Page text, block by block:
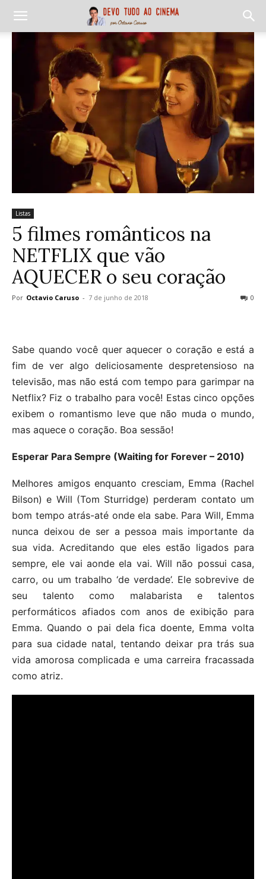
Listas
5 filmes românticos na
NETFLIX que vão
AQUECER o seu coração
Por Octavio Caruso - 7 de junho de 2018 0
Sabe quando você quer aquecer o coração e está a
fim de ver algo deliciosamente despretensioso na
televisão, mas não está com tempo para garimpar na
Netflix? Fiz o trabalho para você! Estas cinco opções
exibem o romantismo leve que não muda o mundo,
mas aquece o coração. Boa sessão!
Esperar Para Sempre (Waiting for Forever – 2010)
Melhores amigos enquanto cresciam, Emma (Rachel
Bilson) e Will (Tom Sturridge) perderam contato um
bom tempo atrás-até onde ela sabe. Para Will, Emma
nunca deixou de ser a pessoa mais importante da
sua vida. Acreditando que eles estão ligados para
sempre, ele vai aonde ela vai. Will não possui casa,
carro, ou um trabalho ‘de verdade’. Ele sobrevive de
seu talento como malabarista e talentos
performáticos afiados com anos de exibição para
Emma. Quando o pai dela fica doente, Emma volta
para sua cidade natal, tentando deixar pra trás sua
vida amorosa complicada e uma carreira fracassada
como atriz.